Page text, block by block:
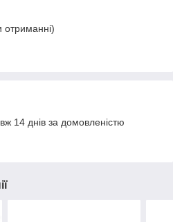
отриманні)
14 днів за домовленістю